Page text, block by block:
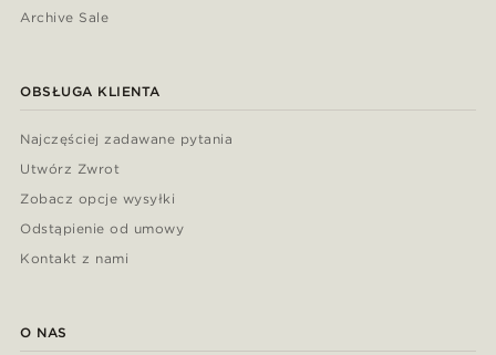
Archive Sale
OBSŁUGA KLIENTA
Najczęściej zadawane pytania
Utwórz Zwrot
Zobacz opcje wysyłki
Odstąpienie od umowy
Kontakt z nami
O NAS